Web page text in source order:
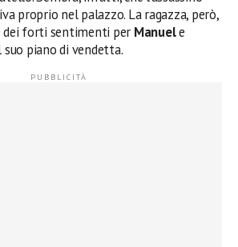
proprio nel palazzo. La ragazza, però,
dei forti sentimenti per Manuele
piano di vendetta.